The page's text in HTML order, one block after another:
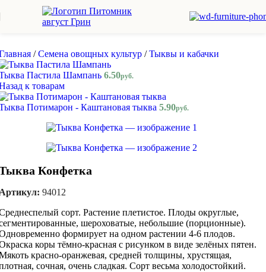
Skip to navigationSkip to main content
/ Семена овощных культур / Тыквы и кабачки
Пастила Шампань 6.50руб.
к товарам
Потимарон - Каштановая тыква 5.90руб.
Конфетка
94012
сорт. Растение плетистое. Плоды округлые,
шероховатые, небольшие (порционные).
формирует на одном растении 4-6 плодов.
коры тёмно-красная с рисунком в виде зелёных пятен.
красно-оранжевая, средней толщины, хрустящая,
сочная, очень сладкая. Сорт весьма холодостойкий.